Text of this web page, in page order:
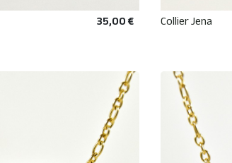
35,00 € Collier Jena